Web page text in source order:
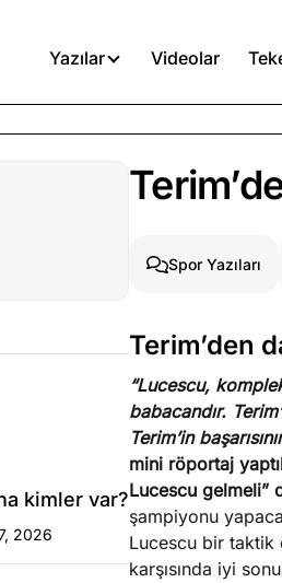
Yazılar Videolar
Ağustos 7, 2026
kirli zincirinde daha kimler var?
referanduma gitmez
Ağustos 5, 2026
arası caiz midir!
kimler var?
2026
Spor Yazıları
Terim’den
“Lucescu,
babacandır.
Terim’in
mini röportaj
Lucescu gelmeli”
şampiyonu
Lucescu bir taktik
karşısında iyi